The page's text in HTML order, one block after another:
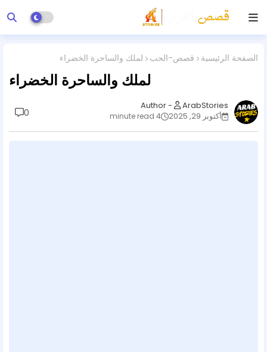
الصفحة الرئيسية قصص-الحب لملك والساحرة الخضراء
لملك والساحرة الخضراء
ArabStories
أكتوبر 29, 2025
4 minute read
0